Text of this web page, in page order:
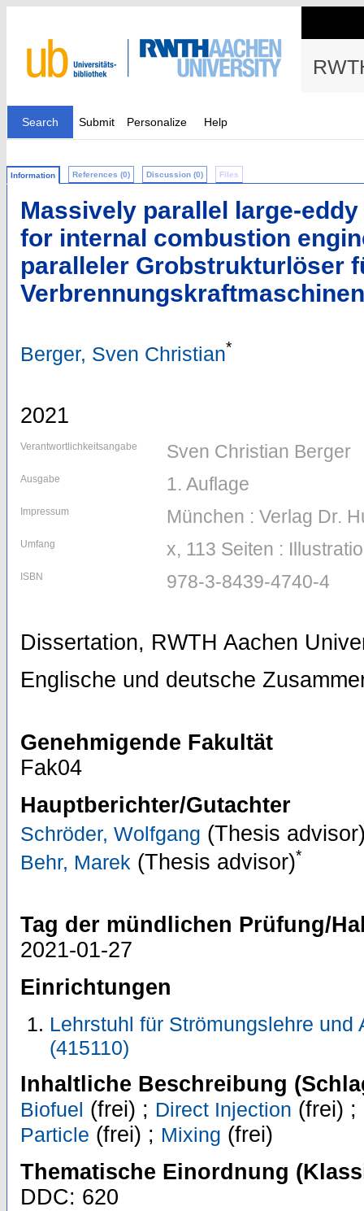
Search Submit Personalize Help
Information References (0) Discussion (0) Files
Massively parallel large-
for internal combustion
paralleler Grobstrukturlöser
Verbrennungskraftmaschinen
Berger, Sven Christian*
2021
Verantwortlichkeitsangabe Sven Christian Berger
Ausgabe 1. Auflage
Impressum München : Verlag Dr.
Umfang x, 113 Seiten :
ISBN 978-3-8439-4740-4
Dissertation, RWTH Aachen
Englische und deutsche
Genehmigende Fakultät
Fak04
Hauptberichter/Gutachter
Schröder, Wolfgang (Thesis
Behr, Marek (Thesis advisor)*
Tag der mündlichen Prüfung/
2021-01-27
Einrichtungen
Lehrstuhl für Strömungslehre
(415110)
Inhaltliche Beschreibung
Biofuel (frei) ; Direct Injection (frei) ;
Particle (frei) ; Mixing (frei)
Thematische Einordnung
DDC: 620